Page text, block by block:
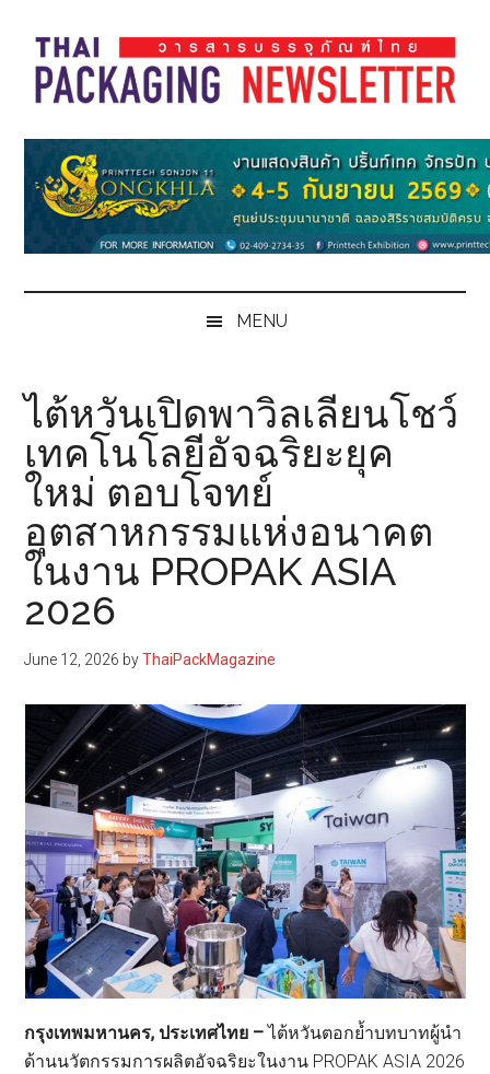
main
content
secondary
menu
primary
sidebar
footer
Thai
Pack
Magazine
Pack
Magazine
MENU
ไต้หวันเปิดพาวิลเลียนโชว์
เทคโนโลยีอัจฉริยะยุค
ใหม่ ตอบโจทย์
อุตสาหกรรมแห่งอนาคต
ในงาน PROPAK ASIA
2026
June 12, 2026 byThaiPackMagazine
กรุงเทพมหานคร, ประเทศไทย –ไต้หวันตอกย้ำบทบาทผู้นำ
ด้านนวัตกรรมการผลิตอัจฉริยะในงาน PROPAK ASIA 2026